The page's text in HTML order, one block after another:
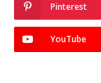
Pinterest
YouTube